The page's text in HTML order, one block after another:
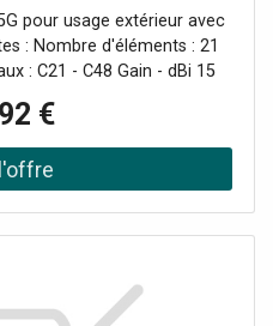
pour usage extérieur avec
: Nombre d'éléments : 21
: C21 - C48 Gain - dBi 15
vent 120 km/h (720 N/m2) -
F Impédance - Ohm 75
Oui Diamètre fixation
( L x H x P) - mm 570 x 520
F plus capuchon de
€